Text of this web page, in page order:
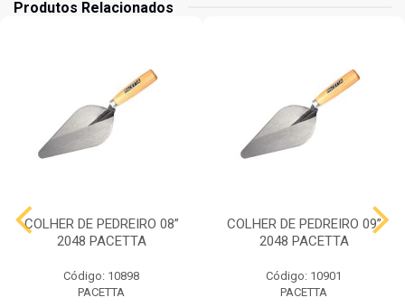
Produtos Relacionados
COLHER DE PEDREIRO 08”
2048 PACETTA
Código: 10898
PACETTA
COLHER DE PEDREIRO 09”
2048 PACETTA
Código: 10901
PACETTA